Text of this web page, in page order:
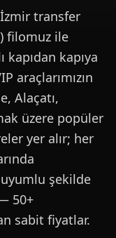
transfer
filomuz ile
kapıdan kapıya
araçlarımızın
Alaçatı,
üzere popüler
yer alır; her
şekilde
50+
sabit fiyatlar.